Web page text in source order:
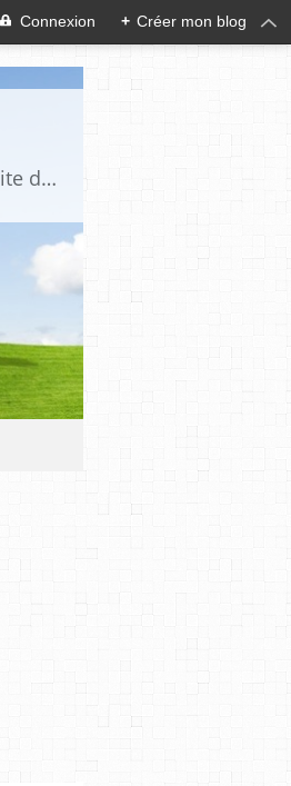
Connexion + Créer mon blog
Makaila.fr est un site d’informations indépendant et d’actualités sur le Tchad, l’Afrique et le Monde. Il traite des sujets variés entre autres: la politique, les droits humains, les libertés, le social, l’économique,la culture etc.